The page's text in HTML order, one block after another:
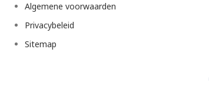
Algemene voorwaarden
Privacybeleid
Sitemap